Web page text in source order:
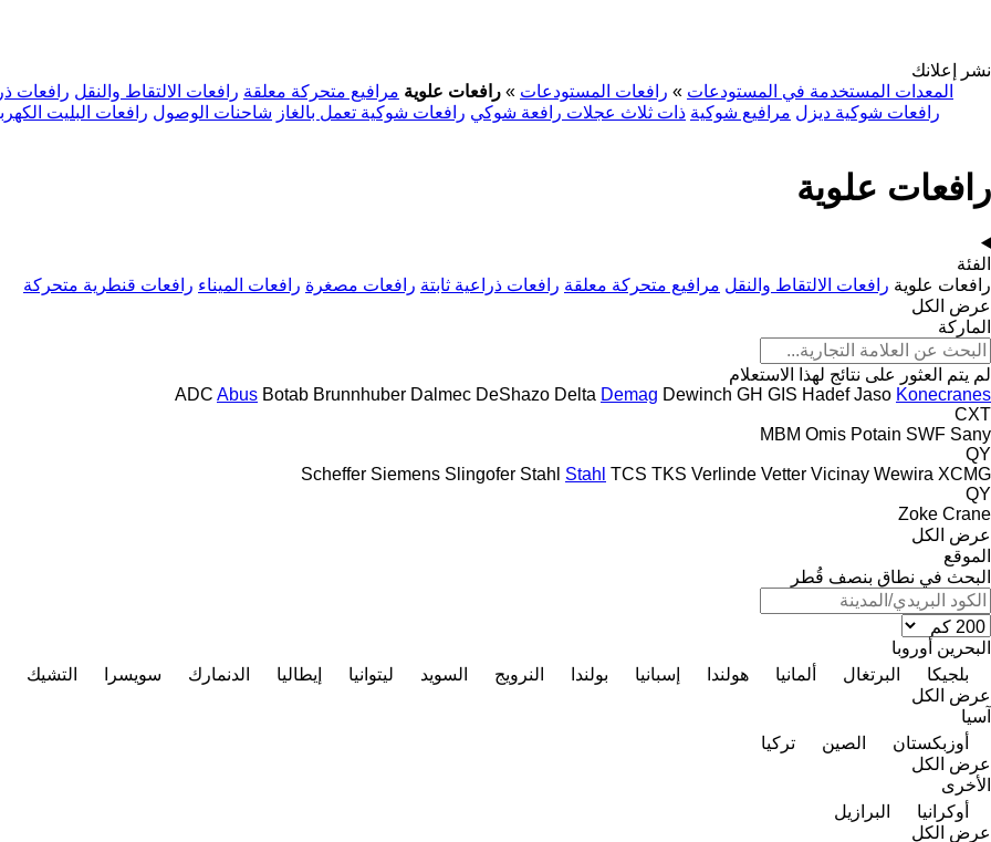
نشر إعلانك
المعدات المستخدمة في المستودعات » رافعات المستودعات » رافعات علوية مرافيع متحركة معلقة رافعات الالتقاط والنقل رافعات
رافعات شوكية ديزل مرافيع شوكية ذات ثلاث عجلات رافعة شوكي رافعات شوكية تعمل بالغاز شاحنات الوصول رافعات البليت
رافعات علوية
الفئة
رافعات علوية رافعات الالتقاط والنقل مرافيع متحركة معلقة رافعات ذراعية ثابتة رافعات مصغرة رافعات الميناء رافعات قنطرية متحركة
عرض الكل
الماركة
لم يتم العثور على نتائج لهذا الاستعلام
ADC Abus Botab Brunnhuber Dalmec DeShazo Delta Demag Dewinch GH GIS Hadef Jaso Konecranes
CXT
MBM Omis Potain SWF Sany
QY
Scheffer Siemens Slingofer Stahl Stahl TCS TKS Verlinde Vetter Vicinay Wewira XCMG
QY
Zoke Crane
عرض الكل
الموقع
البحث في نطاق بنصف قُطر
البحرين أوروبا
بلجيكا
البرتغال ألمانيا هولندا إسبانيا بولندا النرويج السويد ليتوانيا إيطاليا الدنمارك سويسرا التشيك
عرض الكل
آسيا
أوزبكستان
الصين
تركيا
عرض الكل
الأخرى
أوكرانيا
البرازيل
عرض الكل